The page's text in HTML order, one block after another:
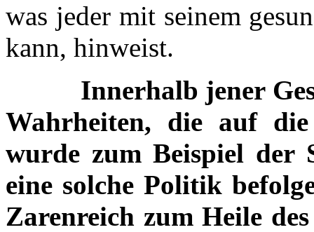
was jeder mit seinem
kann, hinweist.
Innerhalb jener
Wahrheiten, die auf
wurde zum Beispiel der
eine solche Politik
Zarenreich zum Heile